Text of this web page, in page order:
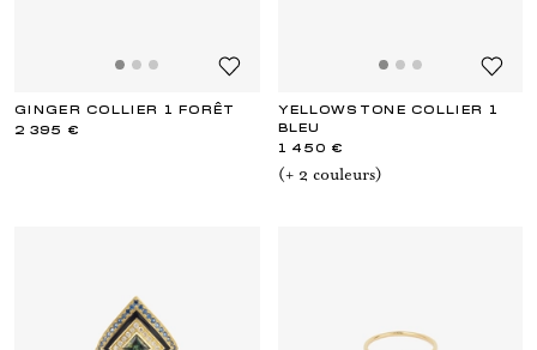
GINGER COLLIER 1 FORÊT
2 395 €
YELLOWSTONE COLLIER 1
BLEU
1 450 €
(+ 2 couleurs)